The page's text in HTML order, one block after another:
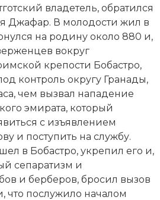
и топонимика
и духовной культуры
отношений
теория и методология
владетель, обратился
Джафар. В молодости жил в
на родину около 880 и,
вокруг
крепости Бобастро,
контроль округу Гранады,
чем вызвал нападение
эмирата, который
с изъявлением
и поступить на службу.
в Бобастро, укрепил его и,
сепаратизм и
и берберов, бросил вызов
что послужило началом